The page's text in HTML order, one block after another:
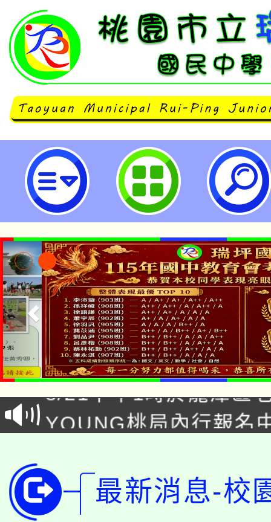
桃園市113年度教學卓越獎輔導計
國民中學
「本色祭」8/29、30在
場熱烈登場!
8/21下午1時於龍潭區
徵才活動。
YOUNG桃局內行報名
開!
115年桃園市運動會8/
田徑場及游泳池舉行。
桃園市低收入戶享有免
最新消息-校